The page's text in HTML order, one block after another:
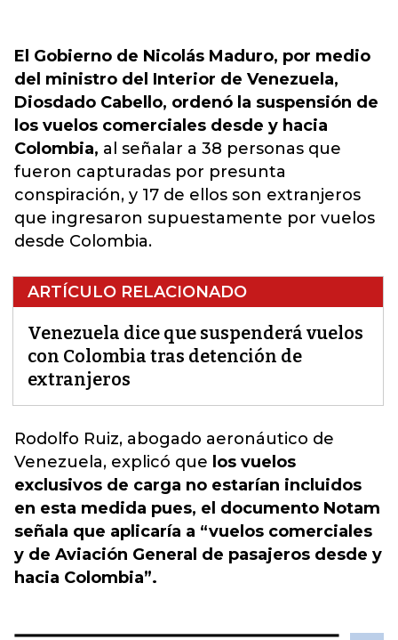
El Gobierno de Nicolás Maduro, por medio
del ministro del Interior de Venezuela,
Diosdado Cabello, ordenó la suspensión de
los vuelos comerciales desde y hacia
Colombia, al señalar a 38 personas que
fueron capturadas por presunta
conspiración, y 17 de ellos son extranjeros
que ingresaron supuestamente por vuelos
desde Colombia.
ARTÍCULO RELACIONADO
Venezuela dice que suspenderá vuelos
con Colombia tras detención de
extranjeros
Rodolfo Ruiz, abogado aeronáutico de
Venezuela, explicó que los vuelos
exclusivos de carga no estarían incluidos
en esta medida pues, el documento Notam
señala que aplicaría a “vuelos comerciales
y de Aviación General de pasajeros desde y
hacia Colombia”.